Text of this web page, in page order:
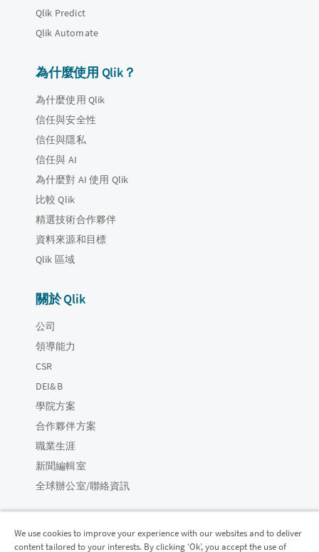
Qlik Predict
Qlik Automate
為什麼使用 Qlik？
為什麼使用 Qlik
信任與安全性
信任與隱私
信任與 AI
為什麼對 AI 使用 Qlik
比較 Qlik
精選技術合作夥伴
資料來源和目標
Qlik 區域
關於 Qlik
公司
領導能力
CSR
DEI&B
學院方案
合作夥伴方案
職業生涯
新聞編輯室
全球辦公室/聯絡資訊
We use cookies to improve your experience with our websites and to deliver
content tailored to your interests. By clicking ‘Ok’, you accept the use of